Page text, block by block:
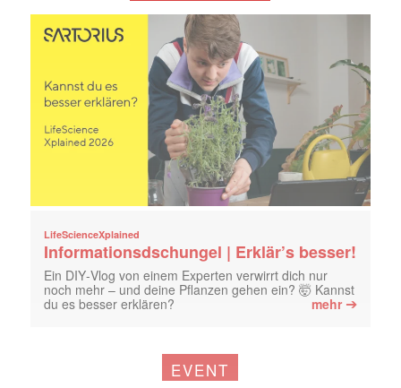
LifeScienceXplained
Informationsdschungel | Erklär’s besser!
Ein DIY‑Vlog von einem Experten verwirrt dich nur
noch mehr – und deine Pflanzen gehen ein? 🤯 Kannst
du es besser erklären?
mehr➔
EVENT